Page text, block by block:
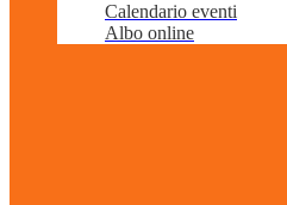
Calendario eventi
Albo online